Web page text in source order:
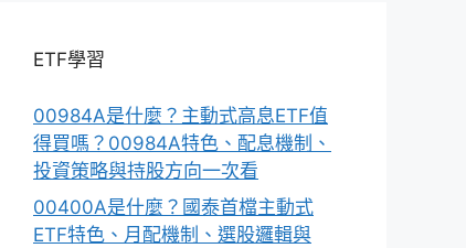
ETF學習
00984A是什麼？主動式高息ETF值
得買嗎？00984A特色、配息機制、
投資策略與持股方向一次看
00400A是什麼？國泰首檔主動式
ETF特色、月配機制、選股邏輯與